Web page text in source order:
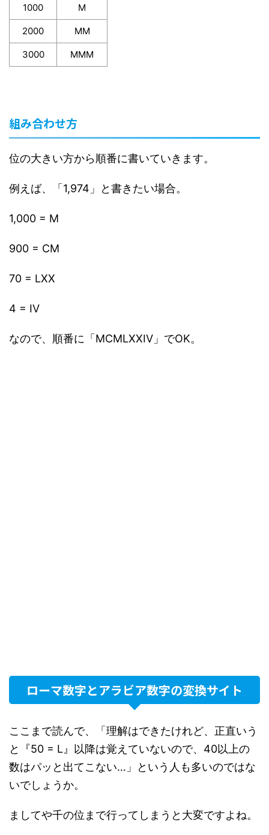
1000 M
2000 MM
3000 MMM
組み合わせ方
位の大きい方から順番に書いていきます。
例えば、「1,974」と書きたい場合。
1,000 = M
900 = CM
70 = LXX
4 = IV
なので、順番に「MCMLXXIV」でOK。
ローマ数字とアラビア数字の変換サイト
ここまで読んで、「理解はできたけれど、正直いう
と『50 = L』以降は覚えていないので、40以上の
数はパッと出てこない…」という人も多いのではな
いでしょうか。
ましてや千の位まで行ってしまうと大変ですよね。